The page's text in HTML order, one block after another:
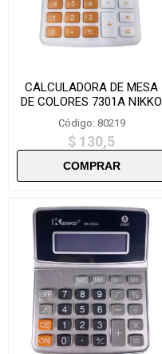
CALCULADORA DE MESA
DE COLORES 7301A NIKKO
Código: 80219
$ 130,5